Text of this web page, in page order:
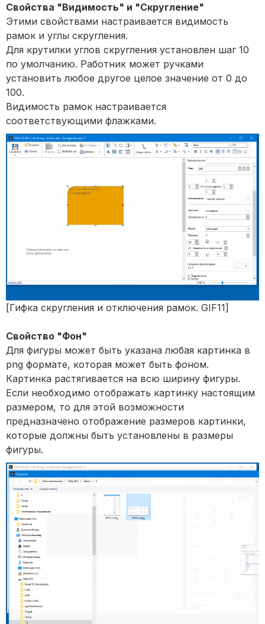
Свойства "Видимость" и "Скругление"
Этими свойствами настраивается видимость
рамок и углы скругления.
Для крутилки углов скругления установлен шаг 10
по умолчанию. Работник может ручками
установить любое другое целое значение от 0 до
100.
Видимость рамок настраивается
соответствующими флажками.
[Гифка скругления и отключения рамок. GIF11]
Свойство "Фон"
Для фигуры может быть указана любая картинка в
png формате, которая может быть фоном.
Картинка растягивается на всю ширину фигуры.
Если необходимо отображать картинку настоящим
размером, то для этой возможности
предназначено отображение размеров картинки,
которые должны быть установлены в размеры
фигуры.